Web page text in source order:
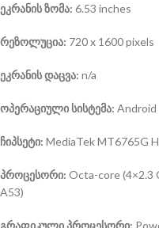
ეკრანის ზომა: 6.53 inches
რეზოლუცია: 720 x 1600 pixels
ეკრანის დაცვა: n/a
ოპერაციული სისტემა: Android
ჩიპსეტი: MediaTek MT6765G
პროცესორი: Octa-core (4×2.3
A53)
გრაფიკული პროცესორი: